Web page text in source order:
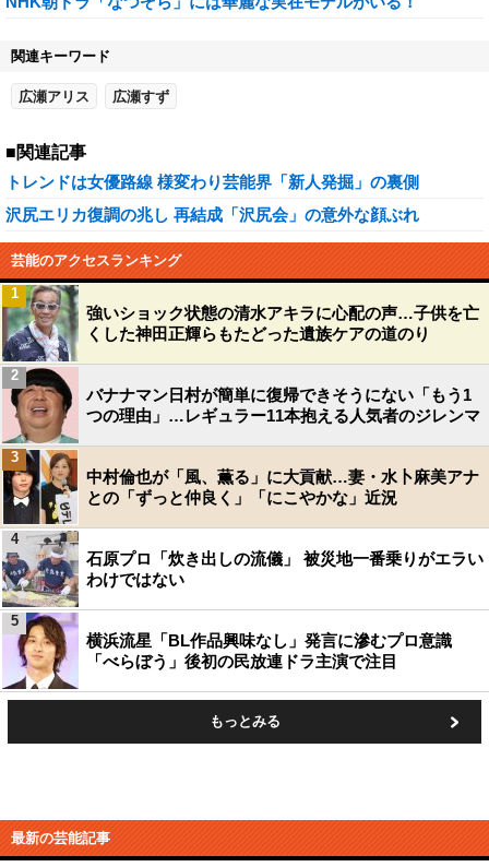
関連キーワード
広瀬アリス 広瀬すず
■関連記事
トレンドは女優路線 様変わり芸能界「新人発掘」の裏側
沢尻エリカ復調の兆し 再結成「沢尻会」の意外な顔ぶれ
芸能のアクセスランキング
強いショック状態の清水アキラに心配の声…子供を亡
くした神田正輝らもたどった遺族ケアの道のり
1
バナナマン日村が簡単に復帰できそうにない「もう1
つの理由」…レギュラー11本抱える人気者のジレンマ
2
中村倫也が「風、薫る」に大貢献…妻・水卜麻美アナ
との「ずっと仲良く」「にこやかな」近況
3
石原プロ「炊き出しの流儀」 被災地一番乗りがエラい
わけではない
4
横浜流星「BL作品興味なし」発言に滲むプロ意識
「べらぼう」後初の民放連ドラ主演で注目
5
もっとみる
最新の芸能記事